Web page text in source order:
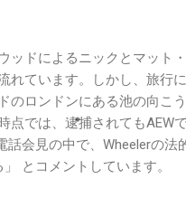
ドによるニックとマット
れています。しかし、旅行
ロンドンにある池の向こ
では、逮捕されてもAEW
話会見の中で、Wheelerの
とコメントしています。